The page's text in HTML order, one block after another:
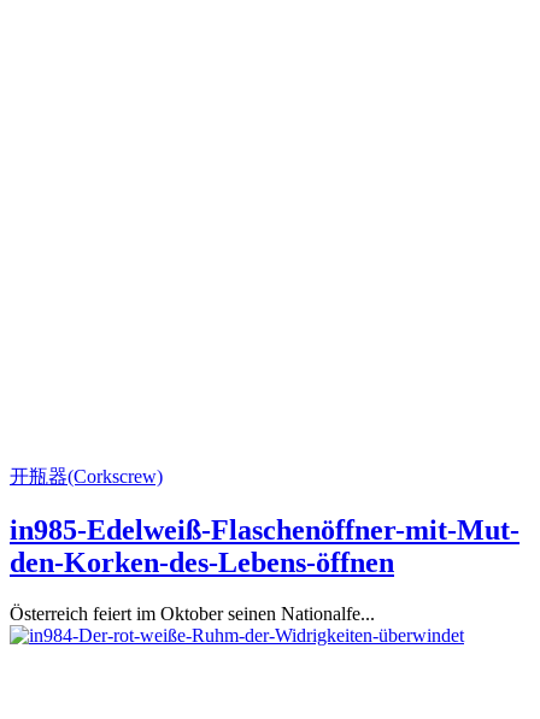
开瓶器(Corkscrew)
in985-Edelweiß-Flaschenöffner-mit-Mut-
den-Korken-des-Lebens-öffnen
Österreich feiert im Oktober seinen Nationalfe...